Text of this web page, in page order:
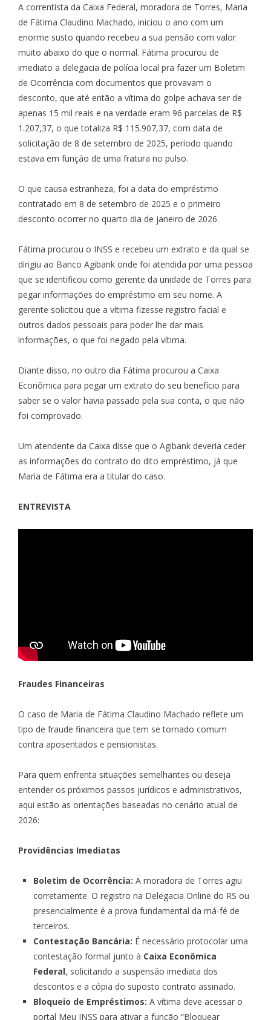
A correntista da Caixa Federal, moradora de Torres, Maria
de Fátima Claudino Machado, iniciou o ano com um
enorme susto quando recebeu a sua pensão com valor
muito abaixo do que o normal. Fátima procurou de
imediato a delegacia de polícia local pra fazer um Boletim
de Ocorrência com documentos que provavam o
desconto, que até então a vítima do golpe achava ser de
apenas 15 mil reais e na verdade eram 96 parcelas de R$
1.207,37, o que totaliza R$ 115.907,37, com data de
solicitação de 8 de setembro de 2025, período quando
estava em função de uma fratura no pulso.
O que causa estranheza, foi a data do empréstimo
contratado em 8 de setembro de 2025 e o primeiro
desconto ocorrer no quarto dia de janeiro de 2026.
Fátima procurou o INSS e recebeu um extrato e da qual se
dirigiu ao Banco Agibank onde foi atendida por uma pessoa
que se identificou como gerente da unidade de Torres para
pegar informações do empréstimo em seu nome. A
gerente solicitou que a vítima fizesse registro facial e
outros dados pessoais para poder lhe dar mais
informações, o que foi negado pela vítima.
Diante disso, no outro dia Fátima procurou a Caixa
Econômica para pegar um extrato do seu benefício para
saber se o valor havia passado pela sua conta, o que não
foi comprovado.
Um atendente da Caixa disse que o Agibank deveria ceder
as informações do contrato do dito empréstimo, já que
Maria de Fátima era a titular do caso.
ENTREVISTA
Fraudes Financeiras
O caso de Maria de Fátima Claudino Machado reflete um
tipo de fraude financeira que tem se tornado comum
contra aposentados e pensionistas.
Para quem enfrenta situações semelhantes ou deseja
entender os próximos passos jurídicos e administrativos,
aqui estão as orientações baseadas no cenário atual de
2026:
Providências Imediatas
Boletim de Ocorrência: A moradora de Torres agiu
corretamente. O registro na Delegacia Online do RS ou
presencialmente é a prova fundamental da má-fé de
terceiros.
Contestação Bancária: É necessário protocolar uma
contestação formal junto à Caixa Econômica
Federal, solicitando a suspensão imediata dos
descontos e a cópia do suposto contrato assinado.
Bloqueio de Empréstimos: A vítima deve acessar o
portal Meu INSS para ativar a função “Bloquear